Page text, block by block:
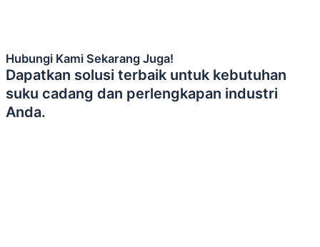
Hubungi Kami Sekarang Juga!
Dapatkan solusi terbaik untuk kebutuhan
suku cadang dan perlengkapan industri
Anda.